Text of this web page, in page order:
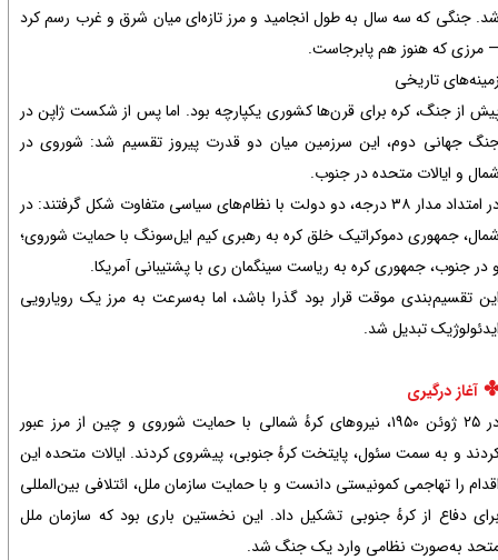
جنگی که سه سال به طول انجامید و مرز تازه‌ای میان شرق و غرب رسم کرد
مرزی که هنوز هم پابرجاست.
تاریخی
از جنگ، کره برای قرن‌ها کشوری یکپارچه بود. اما پس از شکست ژاپن در
جهانی دوم، این سرزمین میان دو قدرت پیروز تقسیم شد: شوروی در
و ایالات متحده در جنوب.
در امتداد مدار ۳۸ درجه، دو دولت با نظام‌های سیاسی متفاوت شکل گرفتند: در
جمهوری دموکراتیک خلق کره به رهبری کیم ایل‌سونگ با حمایت شوروی؛
در جنوب، جمهوری کره به ریاست سینگمان ری با پشتیبانی آمریکا.
تقسیم‌بندی موقت قرار بود گذرا باشد، اما به‌سرعت به مرز یک رویارویی
تبدیل شد.
آغاز درگیری
در ۲۵ ژوئن ۱۹۵۰، نیروهای کرهٔ شمالی با حمایت شوروی و چین از مرز عبور
و به سمت سئول، پایتخت کرهٔ جنوبی، پیشروی کردند. ایالات متحده این
را تهاجمی کمونیستی دانست و با حمایت سازمان ملل، ائتلافی بین‌المللی
دفاع از کرهٔ جنوبی تشکیل داد. این نخستین باری بود که سازمان ملل
به‌صورت نظامی وارد یک جنگ شد.